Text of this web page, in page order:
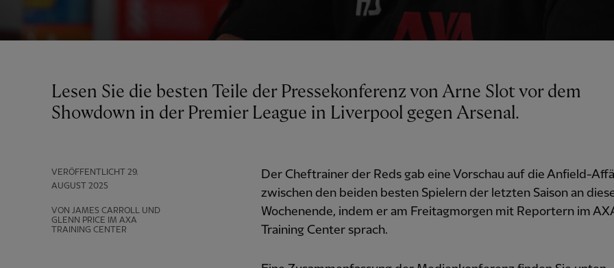
VERÖFFENTLICHT 29.
AUGUST 2025
VON JAMES CARROLL UND
GLENN PRICE IM AXA
TRAINING CENTER
Lesen Sie die besten Teile der Pressekonferenz von Arne Slot vor dem
Showdown in der Premier League in Liverpool gegen Arsenal.
Der Cheftrainer der Reds gab eine Vorschau auf die Anfield-
zwischen den beiden besten Spielern der letzten Saison an
Wochenende, indem er am Freitagmorgen mit Reportern im
Training Center sprach.